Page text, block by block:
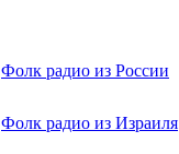
Фолк радио из России
Фолк радио из Израиля